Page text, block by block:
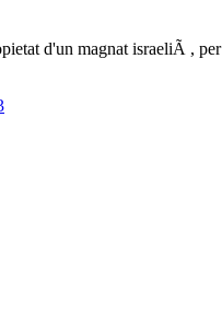
d'un magnat israeliÃ ,